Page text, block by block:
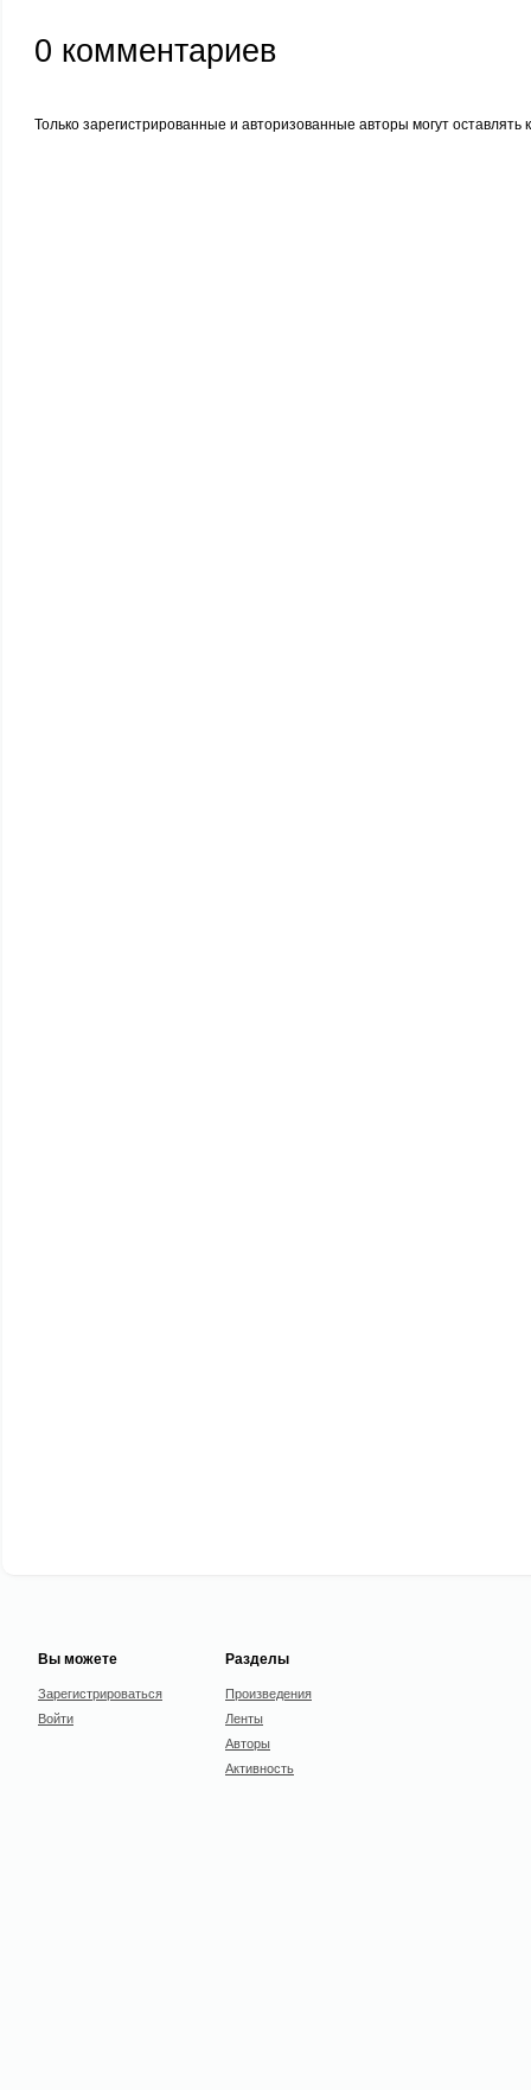
0 комментариев
Только зарегистрированные и авторизованные авторы могут оставлять
Вы можете
Зарегистрироваться
Войти
Разделы
Произведения
Ленты
Авторы
Активность